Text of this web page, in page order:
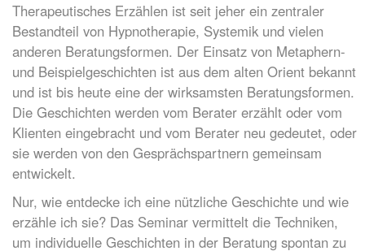
Therapeutisches Erzählen ist seit jeher ein zentraler
Bestandteil von Hypnotherapie, Systemik und vielen
anderen Beratungsformen. Der Einsatz von Metaphern-
und Beispielgeschichten ist aus dem alten Orient bekannt
und ist bis heute eine der wirksamsten Beratungsformen.
Die Geschichten werden vom Berater erzählt oder vom
Klienten eingebracht und vom Berater neu gedeutet, oder
sie werden von den Gesprächspartnern gemeinsam
entwickelt.
Nur, wie entdecke ich eine nützliche Geschichte und wie
erzähle ich sie? Das Seminar vermittelt die Techniken,
um individuelle Geschichten in der Beratung spontan zu